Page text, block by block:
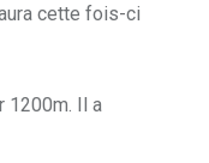
cette fois-ci
1200m. Il a